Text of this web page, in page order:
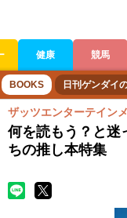
健康 競馬
ボートレース 競輪
BOOKS 日刊ゲンダイ
ザッツエンターテイン
何を読もう？と迷
ちの推し本特集